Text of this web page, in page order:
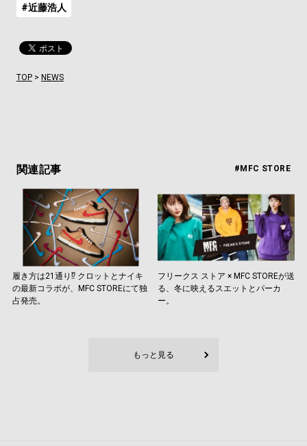
#近藤浩人
TOP> NEWS
関連記事 #MFC STORE
履き方は21通り⁉︎ クロットとナイキ
の最新コラボが、MFC STOREにて独
占発売。
フリークス ストア × MFC STOREが送
る、冬に映えるスエットとパーカ
ー。
もっと見る